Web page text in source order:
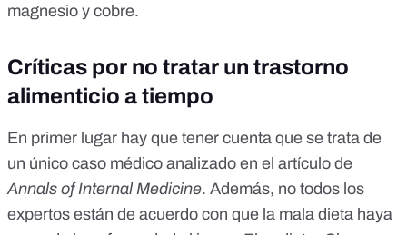
magnesio y cobre.
Críticas por no tratar un trastorno
alimenticio a tiempo
En primer lugar hay que tener cuenta que se trata de
un único caso médico analizado en el artículo de
Annals of Internal Medicine. Además, no todos los
expertos están de acuerdo con que la mala dieta haya